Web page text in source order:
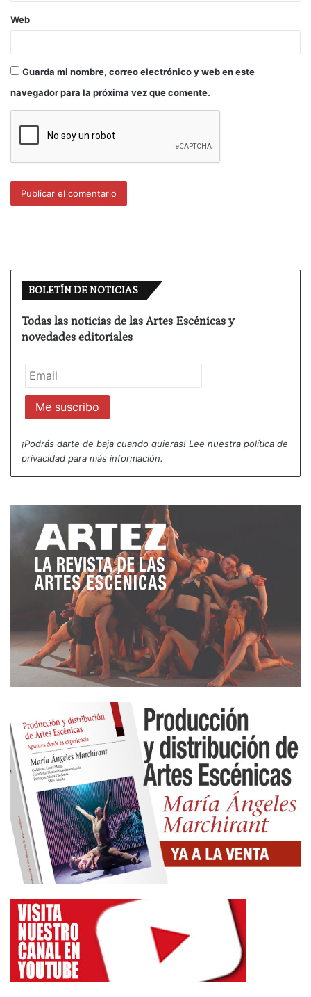
Web
Guarda mi nombre, correo electrónico y web en este
navegador para la próxima vez que comente.
BOLETÍN DE NOTICIAS
Todas las noticias de las Artes Escénicas y
novedades editoriales
¡Podrás darte de baja cuando quieras! Lee nuestra política de
privacidad para más información.